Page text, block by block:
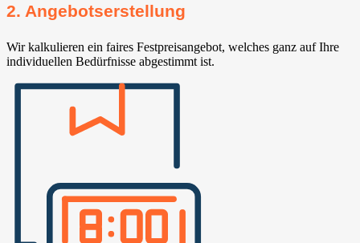
2. Angebotserstellung
Wir kalkulieren ein faires Festpreisangebot, welches ganz auf Ihre
individuellen Bedürfnisse abgestimmt ist.